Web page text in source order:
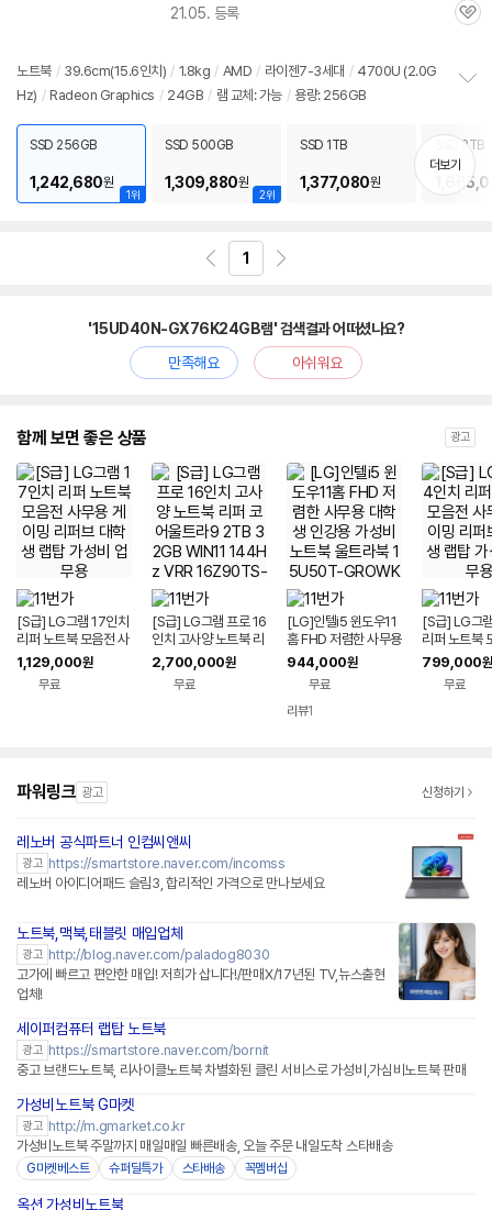
21.05. 등록
관
노트북 / 39.6cm(15.6인치) / 1.8kg / AMD / 라이젠7-3세대 / 4700U (2.0G
Hz) / Radeon Graphics / 24GB / 램 교체: 가능 / 용량: 256GB
펼
치
기
1위
SSD 256GB
1,242,680원
2위
SSD 500GB
1,309,880원
SSD 1TB
1,377,080원
SSD 2TB
더보기
1
'15UD40N-GX76K24GB램' 검색결과 어떠셨나요?
만족해요
아쉬워요
함께 보면 좋은 상품 광고
[S급] LG그램 17인치
리퍼 노트북 모음전 사
무용 게이밍 리퍼브 대
학생 랩탑 가성비 업무
1,129,000원
무료
[S급] LG그램 프로 16
인치 고사양 노트북 리
퍼 코어울트라9 2TB
32GB WIN11 144H
z VRR 16Z90TS-G.
2,700,000원
무료
[LG]인텔i5 윈도우11
홈 FHD 저렴한 사무용
대학생 인강용 가성비
노트북 울트라북 15U
50T-GROWK
944,000원
무료
리뷰1
[S급] LG그
리퍼 노트북
무용 게이밍
학생 랩탑 가
799,000원
무료
파워링크 광고 신청하기
레노버 공식파트너 인컴씨앤씨
광고 https://smartstore.naver.com/incomss
레노버 아이디어패드 슬림3, 합리적인 가격으로 만나보세요
노트북,맥북,태블릿 매입업체
광고 http://blog.naver.com/paladog8030
고가에 빠르고 편안한 매입! 저희가 삽니다!/판매X/17년된 TV,뉴스출현
업체!
세이퍼컴퓨터 랩탑 노트북
광고 https://smartstore.naver.com/bornit
중고 브랜드노트북, 리사이클노트북 차별화된 클린 서비스로 가성비,가심비노트북 판매
가성비노트북 G마켓
광고 http://m.gmarket.co.kr
가성비노트북 주말까지 매일매일 빠른배송, 오늘 주문 내일도착 스타배송
G마켓베스트 슈퍼딜특가 스타배송 꼭멤버십
옥션 가성비노트북